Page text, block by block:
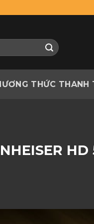
THỨC THANH